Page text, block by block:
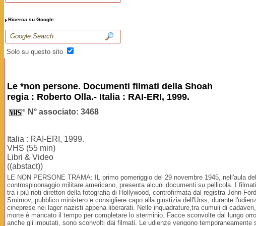
Ricerca su Google
Solo su questo sito
Le *non persone. Documenti filmati della Shoah
regia : Roberto Olla.- Italia : RAI-ERI, 1999.
N° associato: 3468
Italia : RAI-ERI, 1999.
VHS (55 min)
Libri & Video
((abstact))
LE NON PERSONE TRAMA: IL primo pomeriggio del 29 novembre 1945, nell'aula
controspioonaggio militare americano, presenta alcuni documenti su pellicola. I
tra i più noti direttori della fotografia di Hollywood, controfirmata dal registra John
Smirnov, pubblico ministero e consigliere capo alla giustizia dell'Urss, durante
cineprese nei lager nazisti appena liberarati. Nelle inquadrature,tra cumuli di
morte è mancato il tempo per completare lo sterminio. Facce sconvolte dal lungo
anche gli imputati, sono sconvolti dai filmati. Le udienze vengono